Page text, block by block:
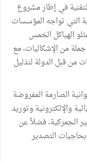
في إطار مشروع
التي تواجه المؤسسات
الهياكل الخمس
من الإشكاليات، مع
من قبل الدولة لتذليل
الصارمة المفروضة
والإلكترونية وتوريد
الجمركية، فضلاً عن
بحاجيات التصدير